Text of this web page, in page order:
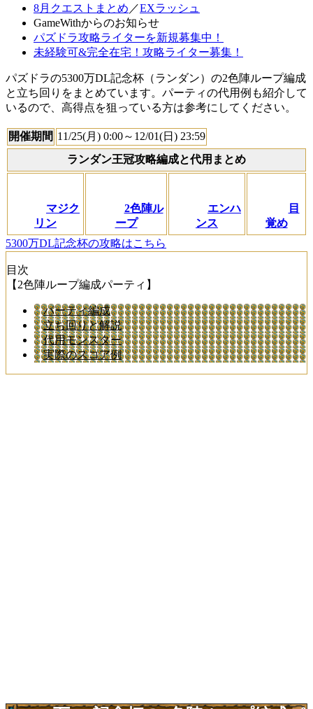
8月クエストまとめ ／EXラッシュ
GameWithからのお知らせ
パズドラ攻略ライターを新規募集中！
未経験可&完全在宅！攻略ライター募集！
パズドラの5300万DL記念杯（ランダン）の2色陣ループ編成
と立ち回りをまとめています。パーティの代用例も紹介して
いるので、高得点を狙っている方は参考にしてください。
開催期間 11/25(月) 0:00～12/01(日) 23:59
ランダン王冠攻略編成と代用まとめ
マジク
リン
2色陣ル
ープ
エンハ
ンス
目
覚め
5300万DL記念杯の攻略はこちら
目次
【2色陣ループ編成パーティ】
パーティ編成
立ち回りと解説
代用モンスター
実際のスコア例